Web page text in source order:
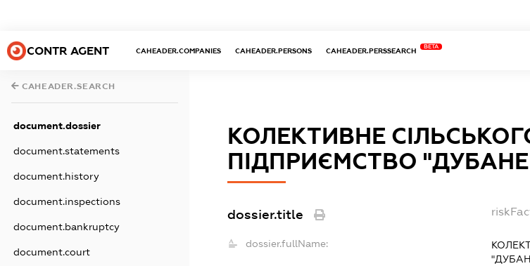
CONTR AGENT CAHEADER.COMPANIES CAHEADER.PERSONS CAHEADER.PERSSEARCH
BETA
CAHEADER.SEARCH
document.dossier
document.statements
document.history
document.inspections
document.bankruptcy
document.court
КОЛЕКТИВНЕ
ПІДПРИЄМСТВО
dossier.title
dossier.fullName: